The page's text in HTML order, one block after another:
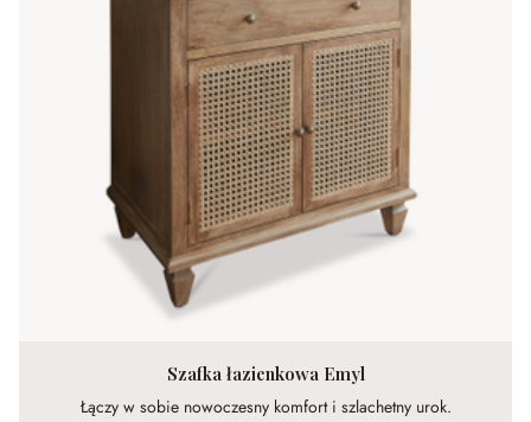
Szafka łazienkowa Emyl
Łączy w sobie nowoczesny komfort i szlachetny urok.